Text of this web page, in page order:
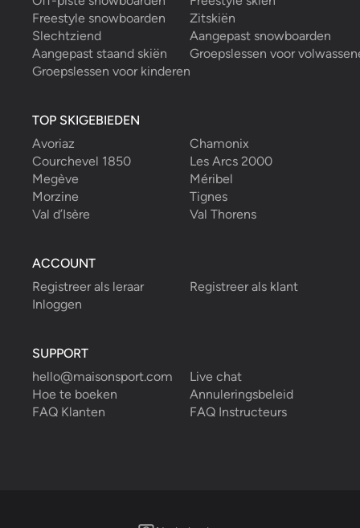
Freestyle snowboarden
Zitskiën
Slechtziend
Aangepast snowboarden
Aangepast staand skiën
Groepslessen voor
Groepslessen voor kinderen
TOP SKIGEBIEDEN
Avoriaz
Chamonix
Courchevel 1850
Les Arcs 2000
Megève
Méribel
Morzine
Tignes
Val d’Isère
Val Thorens
ACCOUNT
Registreer als leraar
Registreer als klant
Inloggen
SUPPORT
hello@maisonsport.com
Live chat
Hoe te boeken
Annuleringsbeleid
FAQ Klanten
FAQ Instructeurs